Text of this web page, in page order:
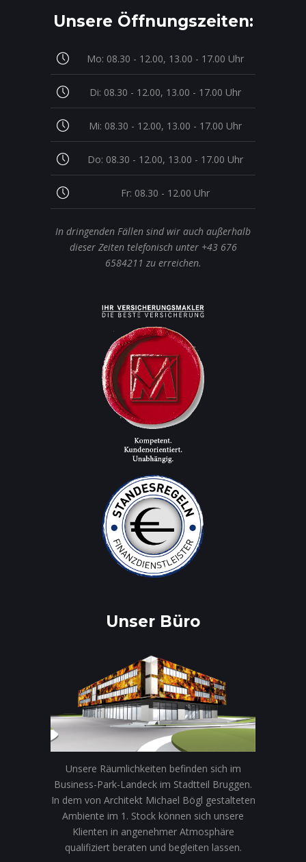
Unsere Öffnungszeiten:
Mo: 08.30 - 12.00, 13.00 - 17.00 Uhr
Di: 08.30 - 12.00, 13.00 - 17.00 Uhr
Mi: 08.30 - 12.00, 13.00 - 17.00 Uhr
Do: 08.30 - 12.00, 13.00 - 17.00 Uhr
Fr: 08.30 - 12.00 Uhr
In dringenden Fällen sind wir auch außerhalb
dieser Zeiten telefonisch unter +43 676
6584211 zu erreichen.
Unser Büro
Unsere Räumlichkeiten befinden sich im
Business-Park-Landeck im Stadtteil Bruggen.
In dem von Architekt Michael Bögl gestalteten
Ambiente im 1. Stock können sich unsere
Klienten in angenehmer Atmosphäre
qualifiziert beraten und begleiten lassen.